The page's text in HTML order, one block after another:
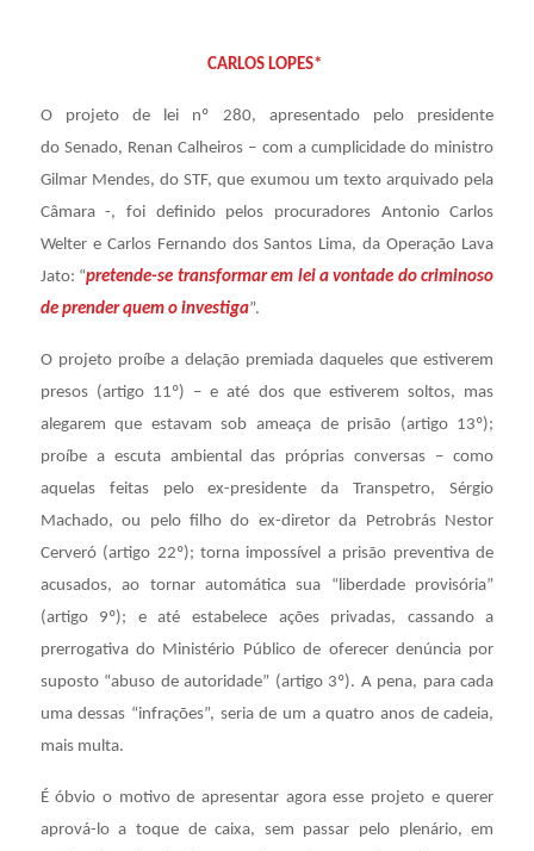
CARLOS LOPES*
O projeto de lei nº 280, apresentado pelo presidente
do Senado, Renan Calheiros – com a cumplicidade do ministro
Gilmar Mendes, do STF, que exumou um texto arquivado pela
Câmara -, foi definido pelos procuradores Antonio Carlos
Welter e Carlos Fernando dos Santos Lima, da Operação Lava
Jato: “pretende-se transformar em lei a vontade do criminoso
de prender quem o investiga”.
O projeto proíbe a delação premiada daqueles que estiverem
presos (artigo 11º) – e até dos que estiverem soltos, mas
alegarem que estavam sob ameaça de prisão (artigo 13º);
proíbe a escuta ambiental das próprias conversas – como
aquelas feitas pelo ex-presidente da Transpetro, Sérgio
Machado, ou pelo filho do ex-diretor da Petrobrás Nestor
Cerveró (artigo 22º); torna impossível a prisão preventiva de
acusados, ao tornar automática sua “liberdade provisória”
(artigo 9º); e até estabelece ações privadas, cassando a
prerrogativa do Ministério Público de oferecer denúncia por
suposto “abuso de autoridade” (artigo 3º). A pena, para cada
uma dessas “infrações”, seria de um a quatro anos de cadeia,
mais multa.
É óbvio o motivo de apresentar agora esse projeto e querer
aprová-lo a toque de caixa, sem passar pelo plenário, em